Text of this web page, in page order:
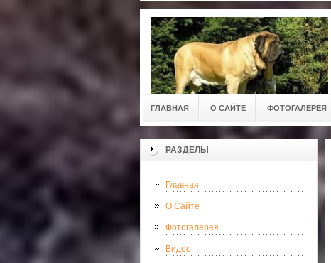
ГЛАВНАЯ О САЙТЕ ФОТОГАЛЕРЕЯ
РАЗДЕЛЫ
Главная
О Сайте
Фотогалерея
Видео